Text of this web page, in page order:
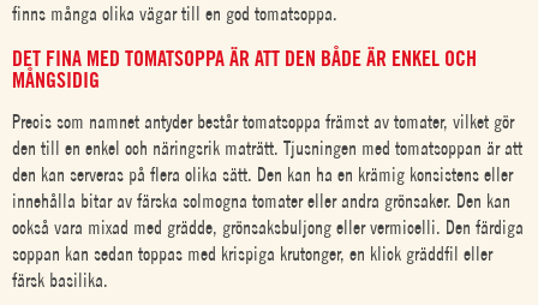
finns många olika vägar till en god tomatsoppa.
DET FINA MED TOMATSOPPA ÄR ATT DEN BÅDE ÄR ENKEL OCH
MÅNGSIDIG
Precis som namnet antyder bestårtomatsoppa främst av tomater, vilket gör
den till en enkel och näringsrik maträtt. Tjusningen med tomatsoppan är att
den kan serveras på flera olika sätt. Den kan ha en krämig konsistens eller
innehålla bitar av färska solmogna tomater eller andra grönsaker. Den kan
också vara mixad med grädde, grönsaksbuljong eller vermicelli. Den färdiga
soppan kan sedan toppas med krispiga krutonger, en klick gräddfil eller
färsk basilika.